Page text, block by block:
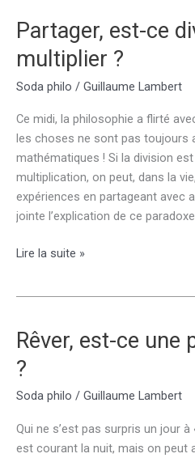
Philo
Partager, est-ce
multiplier ?
Soda philo / Guillaume Lambert
Ce midi, la philosophie a flirté
les choses ne sont pas toujours
mathématiques ! Si la division
multiplication, on peut, dans la
expériences en partageant avec
jointe l’explication de ce
Partager,
ou
multiplier
?
Lire la suite »
Rêver, est-ce une
?
Soda philo / Guillaume Lambert
Qui ne s’est pas surpris un jour à
est courant la nuit, mais on peut